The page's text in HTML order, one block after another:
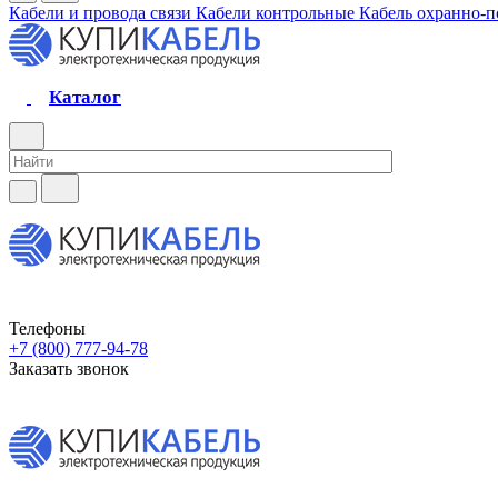
Кабели и провода связи Кабели контрольные Кабель охранно-
Каталог
Телефоны
+7 (800) 777-94-78
Заказать звонок